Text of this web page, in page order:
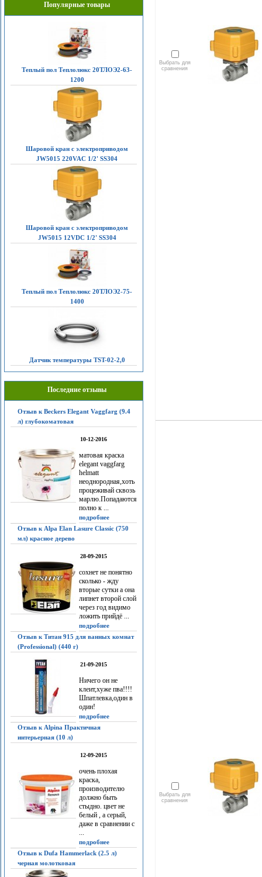
Популярные товары
Теплый пол Теплолюкс 20ТЛОЭ2-63-
1200
Шаровой кран с электроприводом
JW5015 220VAC 1/2' SS304
Шаровой кран с электроприводом
JW5015 12VDC 1/2' SS304
Теплый пол Теплолюкс 20ТЛОЭ2-75-
1400
Датчик температуры TST-02-2,0
Последние отзывы
Отзыв к Beckers Elegant Vaggfarg (9.4
л) глубокоматовая
10-12-2016
матовая краска
elegant vaggfarg
helmatt
неоднородная,хоть
процеживай сквозь
марлю.Попадаются
полно к ...
подробнее
Отзыв к Alpa Elan Lasure Classic (750
мл) красное дерево
28-09-2015
сохнет не понятно
сколько - жду
вторые сутки а она
липнет второй слой
через год видимо
ложить прийдё ...
подробнее
Отзыв к Титан 915 для ванных комнат
(Professional) (440 г)
21-09-2015
Ничего он не
клеит,хуже пва!!!!
Шпатлевка,один в
один!
подробнее
Отзыв к Alpina Практичная
интерьерная (10 л)
12-09-2015
очень плохая
краска,
производителю
должно быть
стыдно. цвет не
белый , а серый,
даже в сравнении с
...
подробнее
Отзыв к Dufa Hammerlack (2.5 л)
черная молотковая
Выбрать для
сравнения
Выбрать для
сравнения